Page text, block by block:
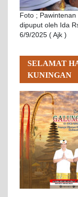
Foto ;
dipuput oleh Ida
6/9/2025 ( Ajk )
SELAMAT
KUNINGAN